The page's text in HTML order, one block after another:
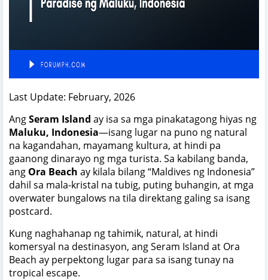
Last Update: February, 2026
AngSeram Island ay isa sa mga pinakatagong hiyas ng
Maluku, Indonesia—isang lugar na puno ng natural
na kagandahan, mayamang kultura, at hindi pa
gaanong dinarayo ng mga turista. Sa kabilang banda,
ang Ora Beach ay kilala bilang “Maldives ng Indonesia”
dahil sa mala-kristal na tubig, puting buhangin, at mga
overwater bungalows na tila direktang galing sa isang
postcard.
Kung naghahanap ng tahimik, natural, at hindi
komersyal na destinasyon, ang Seram Island at Ora
Beach ay perpektong lugar para sa isang tunay na
tropical escape.